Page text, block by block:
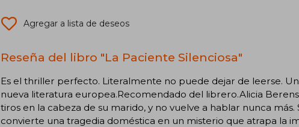
Agregar a lista de deseos
Reseña del libro "La Paciente Silenciosa"
Es el thriller perfecto. Literalmente no puede dejar de leerse.
nueva literatura europea.Recomendado del librero.Alicia
tiros en la cabeza de su marido, y no vuelve a hablar nunca
convierte una tragedia doméstica en un misterio que atrapa la